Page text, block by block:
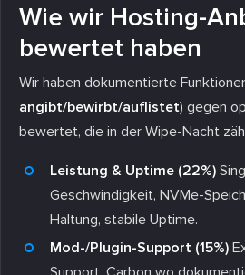
Wie wir Hosting-
bewertet haben
Wir haben dokumentierte
angibt/bewirbt/auflistet) gegen
bewertet, die in der Wipe-Nacht
Leistung & Uptime (22%)
Geschwindigkeit, NVMe-
Haltung, stabile Uptime.
Mod-/Plugin-Support (15%)